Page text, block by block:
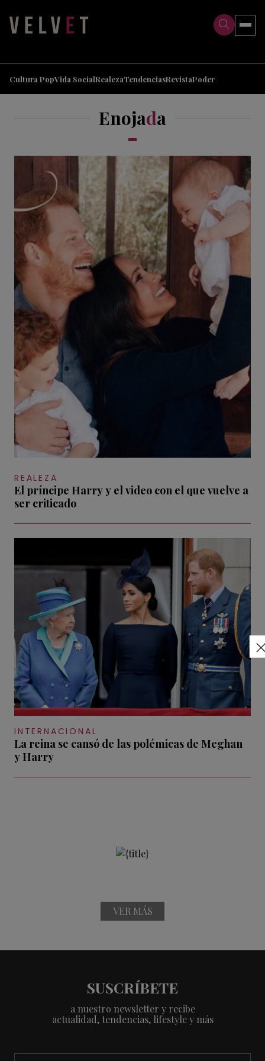
Cultura PopVida SocialRealezaTendenciasRevistaPoder
Enojada
REALEZA
El príncipe Harry y el video con el que vuelve a
ser criticado
INTERNACIONAL
La reina se cansó de las polémicas de Meghan
y Harry
VER MÁS
SUSCRÍBETE
a nuestro newsletter y recibe
actualidad, tendencias, lifestyle y más